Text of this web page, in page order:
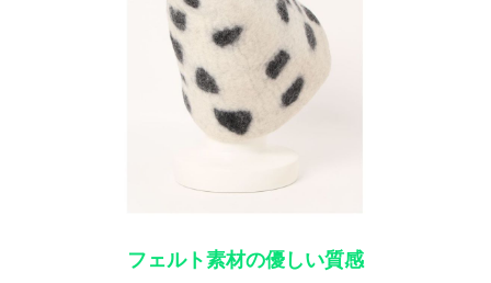
フェルト素材の優しい質感